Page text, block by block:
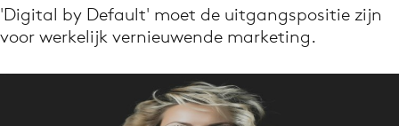
Volg het laatste nieuws via de Adformatie
Nieuws app
'Digital by Default' moet de uitgangspositie zijn
voor werkelijk vernieuwende marketing.